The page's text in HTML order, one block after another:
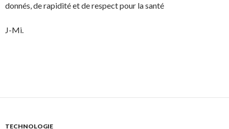
donnés, de rapidité et de respect pour la santé
J-Mi.
TECHNOLOGIE